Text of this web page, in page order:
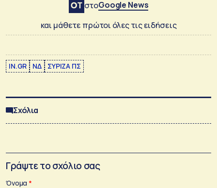
στοGoogle News
και μάθετε πρώτοι όλες τις ειδήσεις
IN.GR ΝΔ ΣΥΡΙΖΑ ΠΣ
Σχόλια
Γράψτε το σχόλιο σας
Όνομα